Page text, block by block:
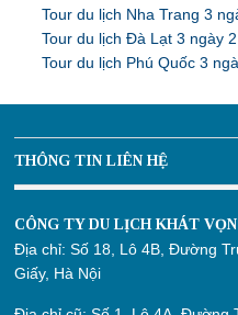
Tour du lịch Nha Trang 3
Tour du lịch Đà Lạt 3 ngày
Tour du lịch Phú Quốc 3
THÔNG TIN LIÊN HỆ
CÔNG TY DU LỊCH KHÁT
Địa chỉ:Số 18, Lô 4B, Đường
Giấy, Hà Nội